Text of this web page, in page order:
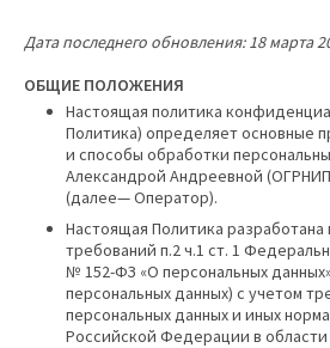
Дата последнего обновления:18 марта
ОБЩИЕ ПОЛОЖЕНИЯ
Настоящая политика
Политика) определяет основные
и способы обработки
Александрой Андреевной (ОГРНИП
(далее— Оператор).
Настоящая Политика разработана
требований п.2 ч.1 ст. 1
№ 152-ФЗ «О персональных
персональных данных) с учетом
персональных данных и иных
Российской Федерации в области